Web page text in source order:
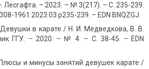
Лесгафта. – 2023. – № 3(217). – С. 235-239.
1961.2023.03.p235-239. – EDN BNQZGJ.
в карате / Н. И. Медведкова, В. В.
ГГУ. – 2020. – № 4. – С. 38-45. – EDN
и минусы занятий девушек карате /